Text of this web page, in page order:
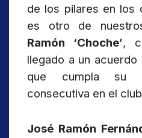
de los pilares en los
es otro de
Ramón ‘Choche’,
llegado a un
que cumpla su
consecutiva en el
José Ramón